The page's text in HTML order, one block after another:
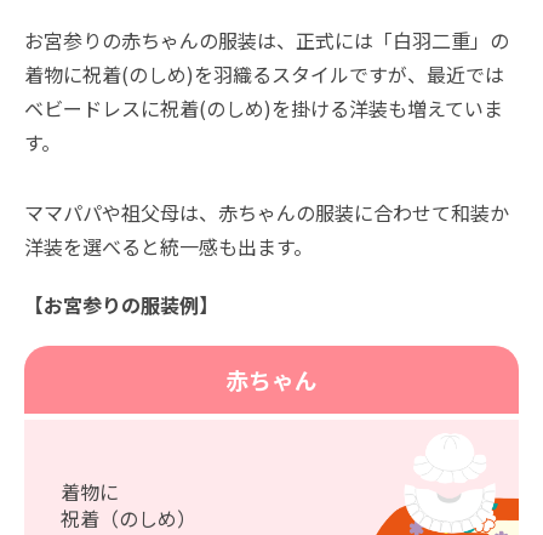
お宮参りの赤ちゃんの服装は、正式には「白羽二重」の
着物に祝着(のしめ)を羽織るスタイルですが、最近では
ベビードレスに祝着(のしめ)を掛ける洋装も増えていま
す。
ママパパや祖父母は、赤ちゃんの服装に合わせて和装か
洋装を選べると統一感も出ます。
【お宮参りの服装例】
赤ちゃん
着物に
祝着（のしめ）